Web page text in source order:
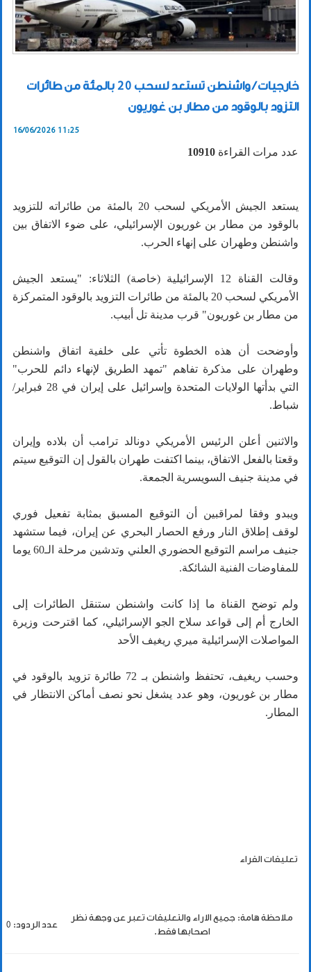
خارجيات / واشنطن تستعد لسحب 20 بالمئة من طائرات
التزود بالوقود من مطار بن غوريون
16/06/2026 11:25
عدد مرات القراءة 10910
يستعد الجيش الأمريكي لسحب 20 بالمئة من طائراته للتزويد
بالوقود من مطار بن غوريون الإسرائيلي، على ضوء الاتفاق بين
واشنطن وطهران على إنهاء الحرب.
وقالت القناة 12 الإسرائيلية (خاصة) الثلاثاء: "يستعد الجيش
الأمريكي لسحب 20 بالمئة من طائرات التزويد بالوقود المتمركزة
من مطار بن غوريون" قرب مدينة تل أبيب.
وأوضحت أن هذه الخطوة تأتي على خلفية اتفاق واشنطن
وطهران على مذكرة تفاهم "تمهد الطريق لإنهاء دائم للحرب"
التي بدأتها الولايات المتحدة وإسرائيل على إيران في 28 فبراير/
شباط.
والاثنين أعلن الرئيس الأمريكي دونالد ترامب أن بلاده وإيران
وقعتا بالفعل الاتفاق، بينما اكتفت طهران بالقول إن التوقيع سيتم
في مدينة جنيف السويسرية الجمعة.
ويبدو وفقا لمراقبين أن التوقيع المسبق بمثابة تفعيل فوري
لوقف إطلاق النار ورفع الحصار البحري عن إيران، فيما ستشهد
جنيف مراسم التوقيع الحضوري العلني وتدشين مرحلة الـ60 يوما
للمفاوضات الفنية الشائكة.
ولم توضح القناة ما إذا كانت واشنطن ستنقل الطائرات إلى
الخارج أم إلى قواعد سلاح الجو الإسرائيلي، كما اقترحت وزيرة
المواصلات الإسرائيلية ميري ريغيف الأحد
وحسب ريغيف، تحتفظ واشنطن بـ 72 طائرة تزويد بالوقود في
مطار بن غوريون، وهو عدد يشغل نحو نصف أماكن الانتظار في
المطار.
تعليقات القراء
ملاحظة هامة: جميع الاراء والتعليقات تعبر عن وجهة نظر
اصحابها فقط.
عدد الردود: 0